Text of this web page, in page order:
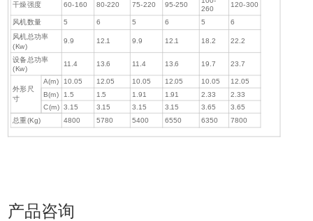
干燥强度 60-160 80-220 75-220 95-250
260
120-300
风机数量 5 6 5 6 5 6
风机总功率
(Kw)
9.9 12.1 9.9 12.1 18.2 22.2
设备总功率
(Kw)
11.4 13.6 11.4 13.6 19.7 23.7
外形尺
寸
A(m) 10.05 12.05 10.05 12.05 10.05 12.05
B(m) 1.5 1.5 1.91 1.91 2.33 2.33
C(m) 3.15 3.15 3.15 3.15 3.65
3.65
总重(Kg)
4800 5780 5400 6550 6350 7800
产品咨询